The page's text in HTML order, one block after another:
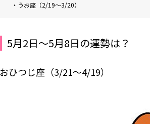
・うお座（2/19～3/20）
5月2日～5月8日の運勢は？
おひつじ座（3/21～4/19）